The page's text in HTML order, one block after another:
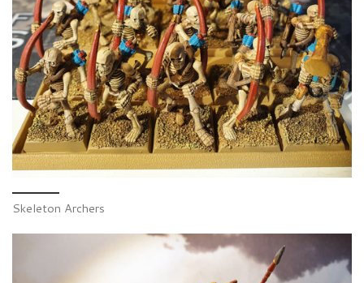
Skeleton Archers